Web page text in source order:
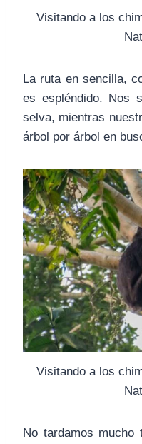
Visitando a los
La ruta en sencilla,
es espléndido. Nos
selva, mientras
árbol por árbol en
Visitando a los
No tardamos mucho